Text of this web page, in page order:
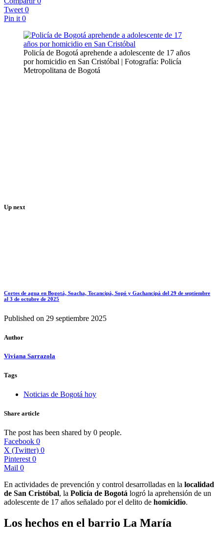
Tweet 0
Pin it 0
Policía de Bogotá aprehende a adolescente de 17 años
por homicidio en San Cristóbal | Fotografía: Policía
Metropolitana de Bogotá
Up next
Cortes de agua en Bogotá, Soacha, Tocancipá, Sopó y Gachancipá del 29 de septiembre
al 3 de octubre de 2025
Published on 29 septiembre 2025
Author
Viviana Sarrazola
Tags
Noticias de Bogotá hoy
Share article
The post has been shared by 0 people.
Facebook 0
X (Twitter) 0
Pinterest 0
Mail 0
En actividades de prevención y control desarrolladas en la localidad
de San Cristóbal, la Policía de Bogotá logró la aprehensión de un
adolescente de 17 años señalado por el delito de homicidio.
Los hechos en el barrio La María